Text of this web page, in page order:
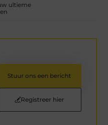
ultieme
Stuur ons een bericht
Registreer hier